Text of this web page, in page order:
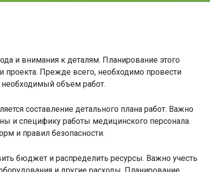
и внимания к деталям. Планирование этого
Прежде всего, необходимо провести
объем работ.
составление детального плана работ. Важно
и специфику работы медицинского персонала.
и правил безопасности.
бюджет и распределить ресурсы. Важно учесть